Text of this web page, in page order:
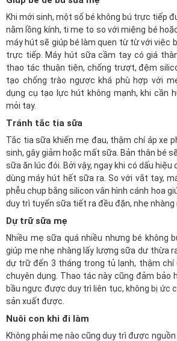
Khi mới sinh, một số bé không bú trực tiếp
nằm lồng kính, ti mẹ to so với miệng bé
máy hút sẽ giúp bé làm quen từ từ với việc
trực tiếp. Máy hút sữa cầm tay có giá
thao tác thuận tiện, chống trượt, đệm
tạo chống trào ngược khá phù hợp với
dụng cụ tạo lực hút không mạnh, khi cần
mỏi tay.
Tránh tắc tia sữa
Tắc tia sữa khiến mẹ đau, thậm chí áp xe
sinh, gây giảm hoặc mất sữa. Bản thân bé
sữa ăn lúc đói. Bởi vậy, ngay khi có dấu
dùng máy hút hết sữa ra. So với vắt tay,
phễu chụp bằng silicon vân hình cánh hoa
duy trì tuyến sữa tiết ra đều đặn, nhẹ nhàng
Dự trữ sữa mẹ
Nhiều mẹ sữa quá nhiều nhưng bé không
giúp mẹ nhẹ nhàng lấy lượng sữa dư thừa
dự trữ đến 3 tháng trong tủ lạnh, thậm
chuyên dụng. Thao tác này cũng đảm bảo
bầu ngực được duy trì liên tục, không bị ức
sản xuất được.
Nuôi con khi đi làm
Không phải mẹ nào cũng duy trì được